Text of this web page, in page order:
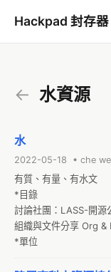
Hackpad 封存
← 水資源
水
2022-05-18 • che
有質、有量、有水文
*目錄
討論社團：LASS-開源
組織與文件分享 Org &
*單位